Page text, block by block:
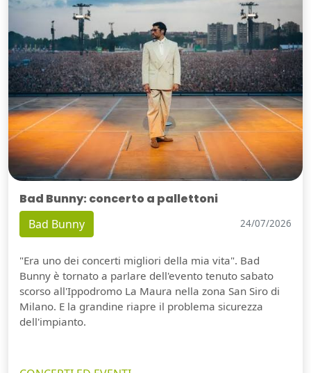
Bad Bunny: concerto a pallettoni
Bad Bunny 24/07/2026
"Era uno dei concerti migliori della mia vita". Bad
Bunny è tornato a parlare dell'evento tenuto sabato
scorso all'Ippodromo La Maura nella zona San Siro di
Milano. E la grandine riapre il problema sicurezza
dell'impianto.